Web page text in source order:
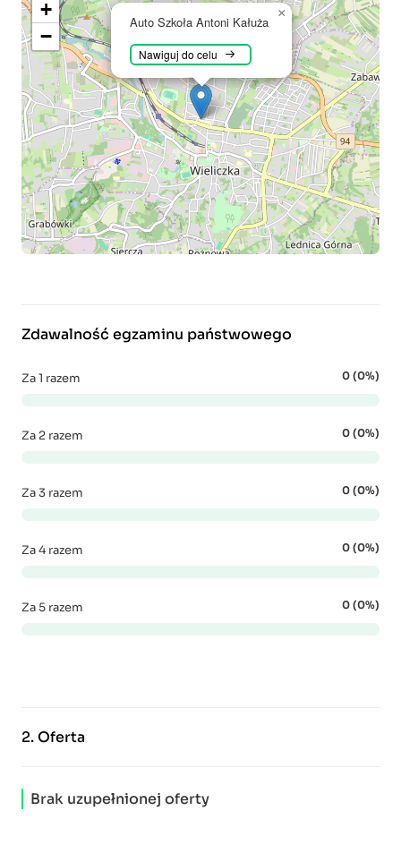
Auto Szkoła Antoni Kałuża
Nawiguj do celu
×
+
−
Zdawalność egzaminu państwowego
Za 1 razem 0 (0%)
Za 2 razem 0 (0%)
Za 3 razem 0 (0%)
Za 4 razem 0 (0%)
Za 5 razem 0 (0%)
2.Oferta
Brak uzupełnionej oferty